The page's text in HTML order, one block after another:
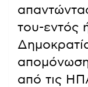
του-εντός
από τις